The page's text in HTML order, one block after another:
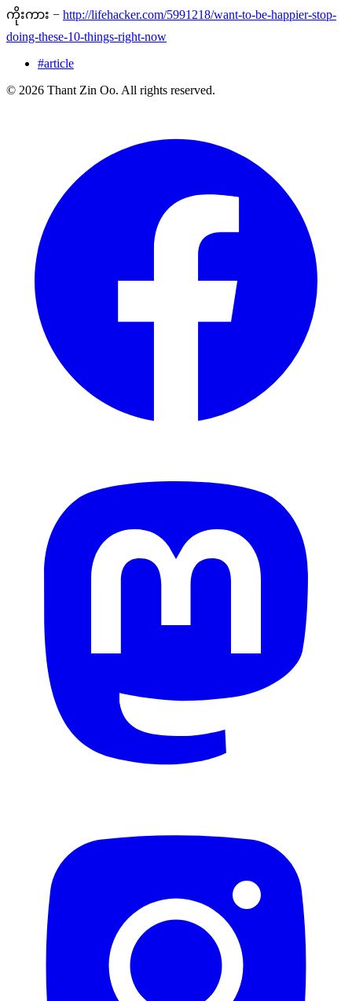
ကိုးကား − http://lifehacker.com/5991218/want-to-be-happier-stop-
doing-these-10-things-right-now
#article
© 2026 Thant Zin Oo. All rights reserved.